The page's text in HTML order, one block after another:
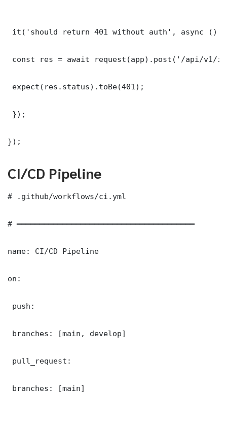
it('should return 401 without auth', async ()
const res = await request(app).post('/api/v1/
expect(res.status).toBe(401);
});
});
CI/CD Pipeline
# .github/workflows/ci.yml
# ═══════════════════════════════════════
name: CI/CD Pipeline
on:
push:
branches: [main, develop]
pull_request:
branches: [main]